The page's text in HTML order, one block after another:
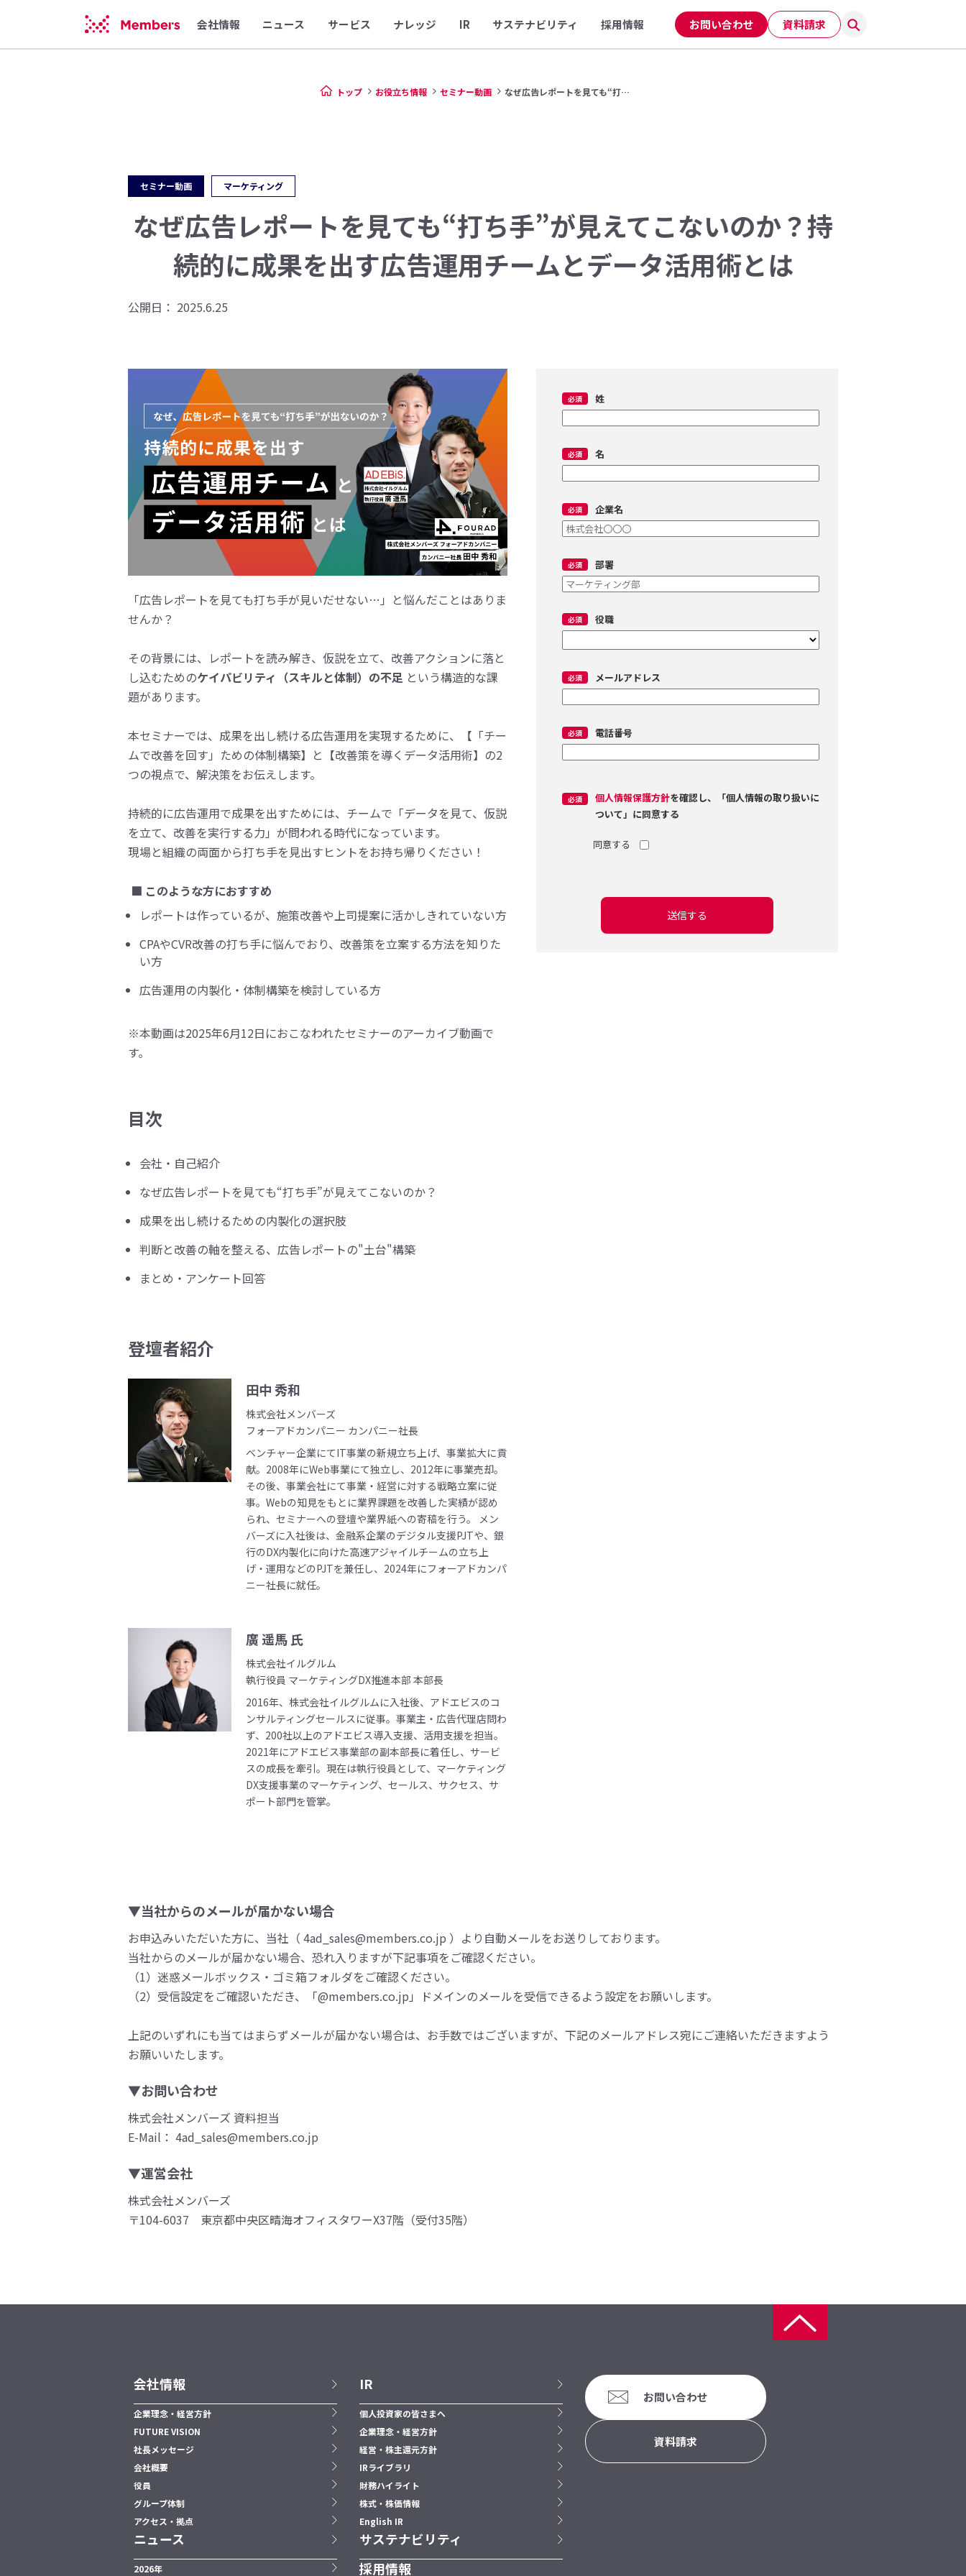
会社情報 ニュース サービス ナレッジ IR サステナビリティ 採用情報 お問い合わせ 資料請求
トップ お役立ち情報 セミナー動画 なぜ広告レポートを見ても“打ち...
セミナー動画 マーケティング
なぜ広告レポートを見ても“打ち手”が見えてこないのか？持
続的に成果を出す広告運用チームとデータ活用術とは
公開日： 2025.6.25
「広告レポートを見ても打ち手が見いだせない…」と悩んだことはありま
せんか？
その背景には、レポートを読み解き、仮説を立て、改善アクションに落と
し込むためのケイパビリティ（スキルと体制）の不足 という構造的な課
題があります。
本セミナーでは、成果を出し続ける広告運用を実現するために、【「チー
ムで改善を回す」ための体制構築】と【改善策を導くデータ活用術】の2
つの視点で、解決策をお伝えします。
持続的に広告運用で成果を出すためには、チームで「データを見て、仮説
を立て、改善を実行する力」が問われる時代になっています。
現場と組織の両面から打ち手を見出すヒントをお持ち帰りください！
■ このような方におすすめ
レポートは作っているが、施策改善や上司提案に活かしきれていない方
CPAやCVR改善の打ち手に悩んでおり、改善策を立案する方法を知りた
い方
広告運用の内製化・体制構築を検討している方
※本動画は2025年6月12日におこなわれたセミナーのアーカイブ動画で
す。
目次
会社・自己紹介
なぜ広告レポートを見ても“打ち手”が見えてこないのか？
成果を出し続けるための内製化の選択肢
判断と改善の軸を整える、広告レポートの"土台"構築
まとめ・アンケート回答
登壇者紹介
田中 秀和
株式会社メンバーズ
フォーアドカンパニー カンパニー社長
ベンチャー企業にてIT事業の新規立ち上げ、事業拡大に貢
献。2008年にWeb事業にて独立し、2012年に事業売却。
その後、事業会社にて事業・経営に対する戦略立案に従
事。Webの知見をもとに業界課題を改善した実績が認め
られ、セミナーへの登壇や業界紙への寄稿を行う。 メン
バーズに入社後は、金融系企業のデジタル支援PJTや、銀
行のDX内製化に向けた高速アジャイルチームの立ち上
げ・運用などのPJTを兼任し、2024年にフォーアドカンパ
ニー社長に就任。
廣 遥馬 氏
株式会社イルグルム
執行役員 マーケティングDX推進本部 本部長
2016年、株式会社イルグルムに入社後、アドエビスのコ
ンサルティングセールスに従事。事業主・広告代理店問わ
ず、200社以上のアドエビス導入支援、活用支援を担当。
2021年にアドエビス事業部の副本部長に着任し、サービ
スの成長を牽引。現在は執行役員として、マーケティング
DX支援事業のマーケティング、セールス、サクセス、サ
ポート部門を管掌。
姓
名
企業名
部署
役職
メールアドレス
電話番号
個人情報保護方針を確認し、「個人情報の取り扱いに
ついて」に同意する
送信する
▼当社からのメールが届かない場合
お申込みいただいた方に、当社（ 4ad_sales@members.co.jp ）より自動メールをお送りしております。
当社からのメールが届かない場合、恐れ入りますが下記事項をご確認ください。
（1）迷惑メールボックス・ゴミ箱フォルダをご確認ください。
（2）受信設定をご確認いただき、「@members.co.jp」ドメインのメールを受信できるよう設定をお願いします。
上記のいずれにも当てはまらずメールが届かない場合は、お手数ではございますが、下記のメールアドレス宛にご連絡いただきますよう
お願いいたします。
▼お問い合わせ
株式会社メンバーズ 資料担当
E-Mail： 4ad_sales@members.co.jp
▼運営会社
株式会社メンバーズ
〒104-6037 東京都中央区晴海オフィスタワーX37階（受付35階）
会社情報
企業理念・経営方針
FUTURE VISION
社長メッセージ
会社概要
役員
グループ体制
アクセス・拠点
ニュース
2026年
IR
個人投資家の皆さまへ
企業理念・経営方針
経営・株主還元方針
IRライブラリ
財務ハイライト
株式・株価情報
English IR
サステナビリティ
採用情報
お問い合わせ
資料請求